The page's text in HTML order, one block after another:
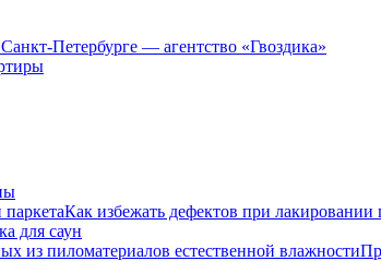
Петербурге — агентство «Гвоздика»
Как избежать дефектов при лакировании
для саун